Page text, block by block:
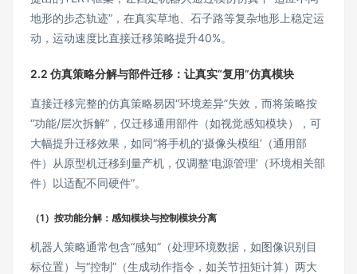
地形的步态轨迹”，在真实草地、石子路等复杂地形上稳定运
动，运动速度比直接迁移策略提升40%。
2.2 仿真策略分解与部件迁移：让真实“复用”仿真模块
直接迁移完整的仿真策略易因“环境差异”失效，而将策略按
“功能/层次拆解”，仅迁移通用部件（如视觉感知模块），可
大幅提升迁移效果，如同“将手机的‘摄像头模组’（通用部
件）从原型机迁移到量产机，仅调整‘电源管理’（环境相关部
件）以适配不同硬件”。
（1）按功能分解：感知模块与控制模块分离
机器人策略通常包含“感知”（处理环境数据，如图像识别目
标位置）与“控制”（生成动作指令，如关节扭矩计算）两大